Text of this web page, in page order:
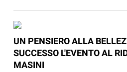
UN PENSIERO ALLA
SUCCESSO L'EVENTO AL
MASINI